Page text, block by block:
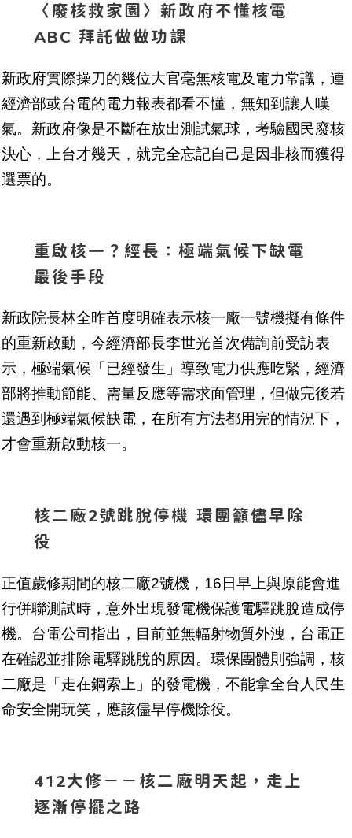
〈廢核救家園〉新政府不懂核電
ABC 拜託做做功課
新政府實際操刀的幾位大官毫無核電及電力常識，連
經濟部或台電的電力報表都看不懂，無知到讓人嘆
氣。新政府像是不斷在放出測試氣球，考驗國民廢核
決心，上台才幾天，就完全忘記自己是因非核而獲得
選票的。
重啟核一？經長：極端氣候下缺電
最後手段
新政院長林全昨首度明確表示核一廠一號機擬有條件
的重新啟動，今經濟部長李世光首次備詢前受訪表
示，極端氣候「已經發生」導致電力供應吃緊，經濟
部將推動節能、需量反應等需求面管理，但做完後若
還遇到極端氣候缺電，在所有方法都用完的情況下，
才會重新啟動核一。
核二廠2號跳脫停機 環團籲儘早除
役
正值歲修期間的核二廠2號機，16日早上與原能會進
行併聯測試時，意外出現發電機保護電驛跳脫造成停
機。台電公司指出，目前並無輻射物質外洩，台電正
在確認並排除電驛跳脫的原因。環保團體則強調，核
二廠是「走在鋼索上」的發電機，不能拿全台人民生
命安全開玩笑，應該儘早停機除役。
412大修－－核二廠明天起，走上
逐漸停擺之路